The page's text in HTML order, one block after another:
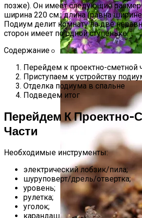
Размножение
позже). Он имеет следующие
ширина 220 см., длина (равна
Подиум делит комнату на две
сторон имеет по одной ступеньке.
Содержание
Перейдем к проектно-сметной
Приступаем к устройству
Отделка подиума в спальне
Подведем итог
Перейдем К Проектно-
Части
Необходимые инструменты:
электрический лобзик/пила;
шуруповерт/дрель/отвертка;
уровень;
рулетка;
уголок;
карандаш.